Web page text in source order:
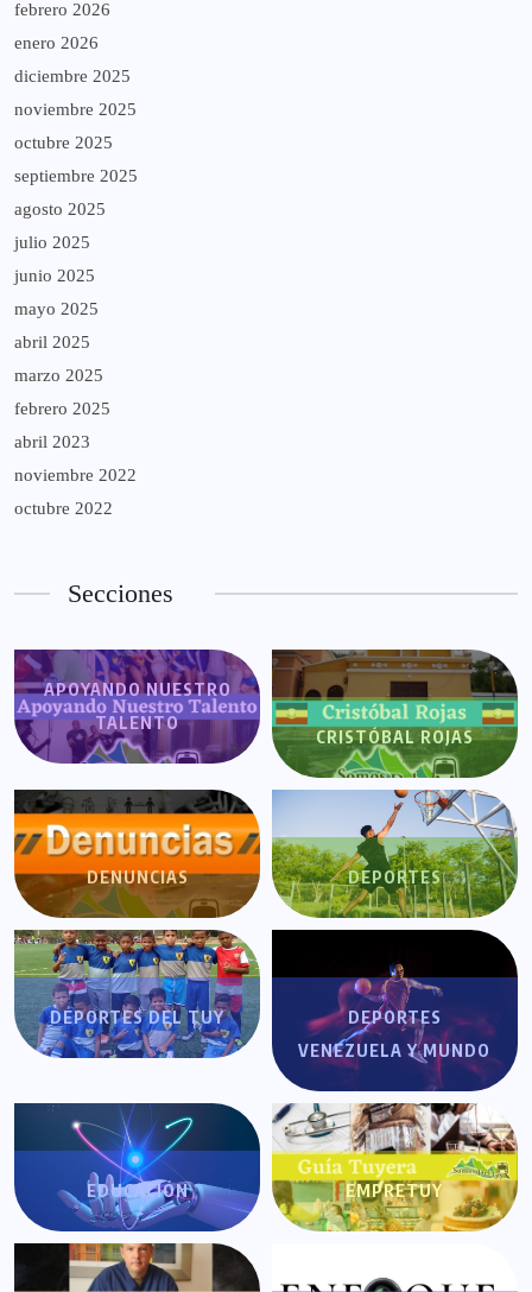
febrero 2026
enero 2026
diciembre 2025
noviembre 2025
octubre 2025
septiembre 2025
agosto 2025
julio 2025
junio 2025
mayo 2025
abril 2025
marzo 2025
febrero 2025
abril 2023
noviembre 2022
octubre 2022
Secciones
APOYANDO NUESTRO
TALENTO
CRISTÓBAL ROJAS
DENUNCIAS DEPORTES
DEPORTES DEL TUY
DEPORTES
VENEZUELA Y MUNDO
EDUCACIÓN EMPRETUY